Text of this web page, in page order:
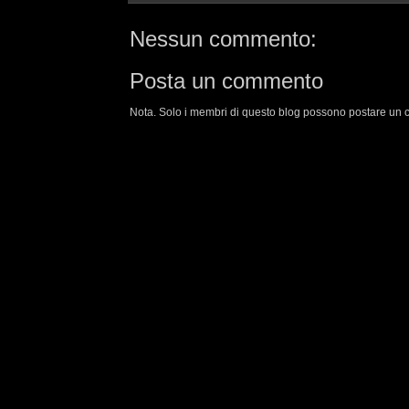
Nessun commento:
Posta un commento
Nota. Solo i membri di questo blog possono postare un